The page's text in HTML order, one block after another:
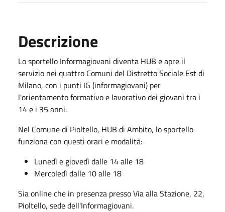
Descrizione
Lo sportello Informagiovani diventa HUB e apre il
servizio nei quattro Comuni del Distretto Sociale Est di
Milano, con i punti IG (informagiovani) per
l'orientamento formativo e lavorativo dei giovani tra i
14 e i 35 anni.
Nel Comune di Pioltello, HUB di Ambito, lo sportello
funziona con questi orari e modalità:
Lunedì e giovedì dalle 14 alle 18
Mercoledì dalle 10 alle 18
Sia online che in presenza presso Via alla Stazione, 22,
Pioltello, sede dell'Informagiovani.